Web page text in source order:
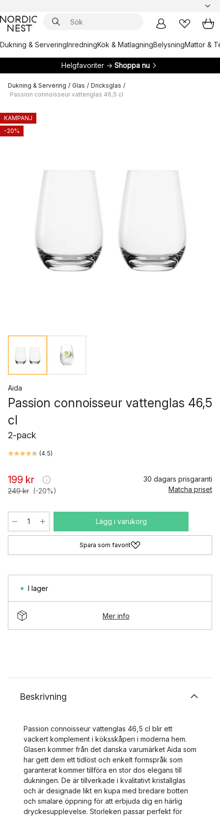
Dukning & ServeringInredningKök & MatlagningBelysningMattor &
Helgfavoriter → Shoppa nu
Dukning & Servering / Glas / Dricksglas /
Passion connoisseur vattenglas 46,5 cl
KAMPANJ
-20%
Aida
Passion connoisseur vattenglas 46,5
cl
2-pack
(4.5)
199 kr
249 kr (-20%)
30 dagars prisgaranti
Matcha priset
Lägg i varukorg
Spara som favorit
I lager
Mer info
Beskrivning
Passion connoisseur vattenglas 46,5 cl blir ett
vackert komplement i köksskåpen i moderna hem.
Glasen kommer från det danska varumärket Aida som
har gett dem ett tidlöst och enkelt formspråk som
garanterat kommer tillföra en stor dos elegans till
dukningen. De är tillverkade i kvalitativt kristallglas
och är designade likt en kupa med bredare botten
och smalare öppning för att erbjuda dig en härlig
dryckesupplevelse. Storleken passar perfekt för